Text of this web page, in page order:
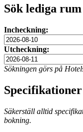
Sök lediga rum
Incheckning:
Utcheckning:
Sökningen görs på
Säkerställ alltid
bokning.